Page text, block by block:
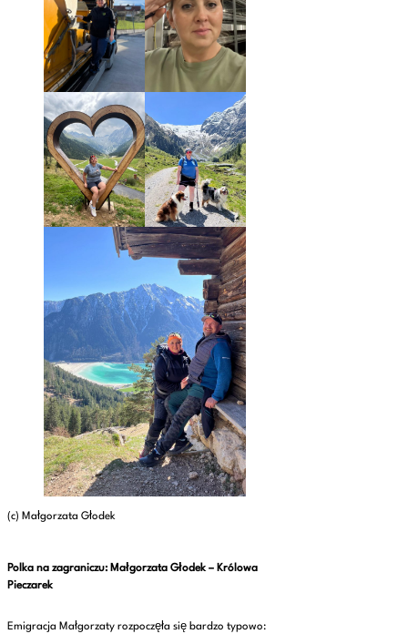
(c) Małgorzata Głodek
Polka na zagraniczu: Małgorzata Głodek – Królowa
Pieczarek
Emigracja Małgorzaty rozpoczęła się bardzo typowo: